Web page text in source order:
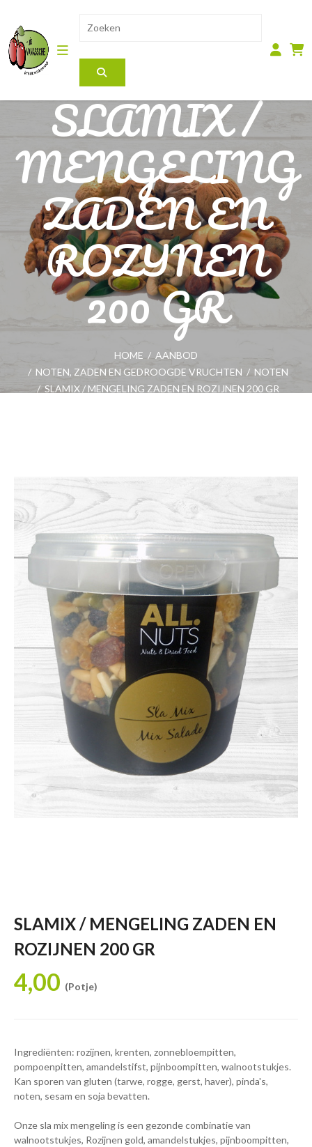
SLAMIX /
MENGELING
ZADEN EN
ROZIJNEN
200 GR
HOME / AANBOD
/ NOTEN, ZADEN EN GEDROOGDE VRUCHTEN / NOTEN
/ SLAMIX / MENGELING ZADEN EN ROZIJNEN 200 GR
SLAMIX / MENGELING ZADEN EN
ROZIJNEN 200 GR
4,00 (Potje)
Ingrediënten: rozijnen, krenten, zonnebloempitten,
pompoenpitten, amandelstifst, pijnboompitten, walnootstukjes.
Kan sporen van gluten (tarwe, rogge, gerst, haver), pinda's,
noten, sesam en soja bevatten.
Onze sla mix mengeling is een gezonde combinatie van
walnootstukjes, Rozijnen gold, amandelstukjes, pijnboompitten,